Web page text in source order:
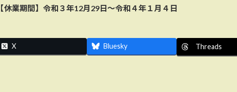
【休業期間】令和３年12月29日～令和４年１月４日
X Bluesky Threads